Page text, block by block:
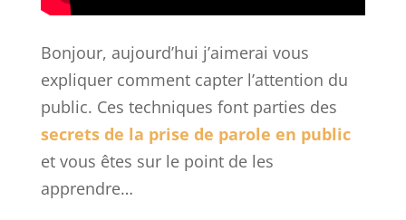
Bonjour, aujourd’hui j’aimerai vous
expliquer comment capter l’attention du
public. Ces techniques font parties des
secrets de la prise de parole en public
et vous êtes sur le point de les
apprendre…